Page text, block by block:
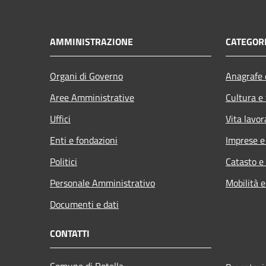
AMMINISTRAZIONE
Organi di Governo
Aree Amministrative
Uffici
Enti e fondazioni
Politici
Personale Amministrativo
Documenti e dati
Cultura
Vita
Imprese
Catasto
Mobilità
CONTATTI